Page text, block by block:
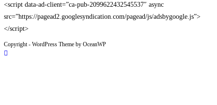
<script data-ad-client=”ca-pub-2099622432545537″ async
src=”https://pagead2.googlesyndication.com/pagead/js/adsbygoogle.js”>
</script>
Copyright - WordPress Theme by OceanWP